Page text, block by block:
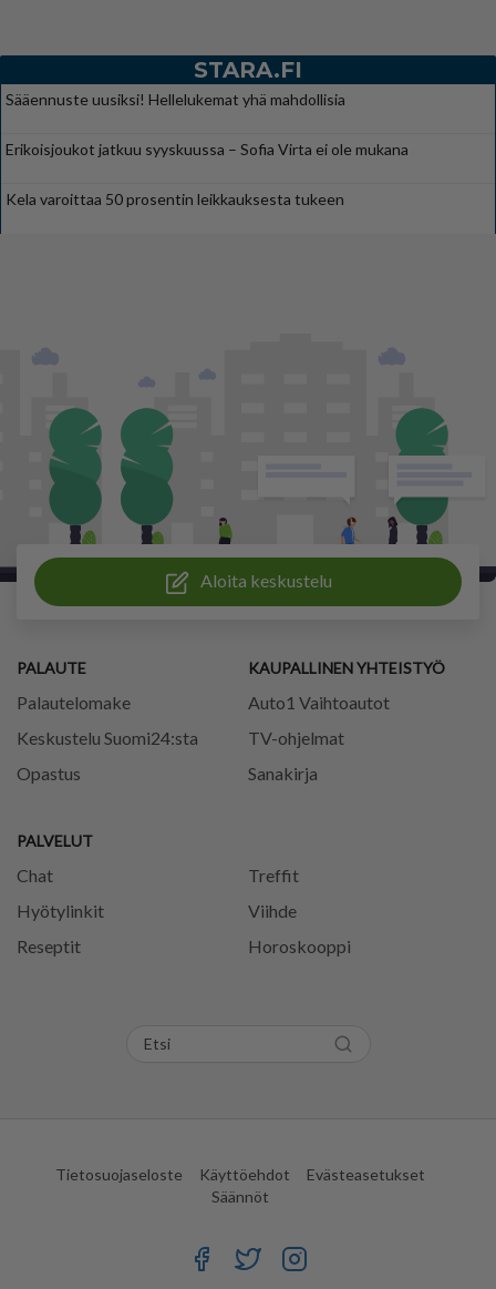
STARA.FI
Sääennuste uusiksi! Hellelukemat yhä mahdollisia
Erikoisjoukot jatkuu syyskuussa – Sofia Virta ei ole mukana
Kela varoittaa 50 prosentin leikkauksesta tukeen
Aloita keskustelu
PALAUTE
Palautelomake
Keskustelu Suomi24:sta
Opastus
PALVELUT
Chat
Treffit
Hyötylinkit
Viihde
Reseptit
Horoskooppi
KAUPALLINEN YHTEISTYÖ
Auto1 Vaihtoautot
TV-ohjelmat
Sanakirja
Tietosuojaseloste Käyttöehdot
Evästeasetukset
Säännöt